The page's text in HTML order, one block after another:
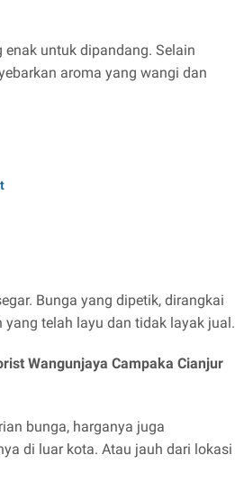
untuk dipandang. Selain
aroma yang wangi dan
Bunga yang dipetik, dirangkai
telah layu dan tidak layak jual.
Wangunjaya Campaka Cianjur
bunga, harganya juga
di luar kota. Atau jauh dari lokasi